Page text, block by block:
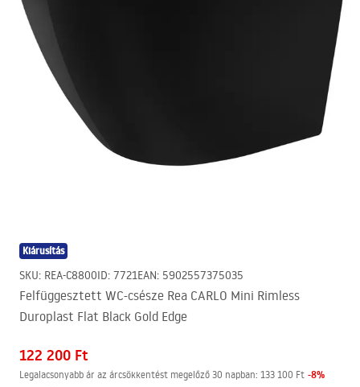
Kiárusítás
SKU: REA-C8800ID: 7721EAN: 5902557375035
Felfüggesztett WC-csésze Rea CARLO Mini Rimless
Duroplast Flat Black Gold Edge
122 200 Ft
Legalacsonyabb ár az árcsökkentést megelőző 30 napban: 133 100 Ft -8%